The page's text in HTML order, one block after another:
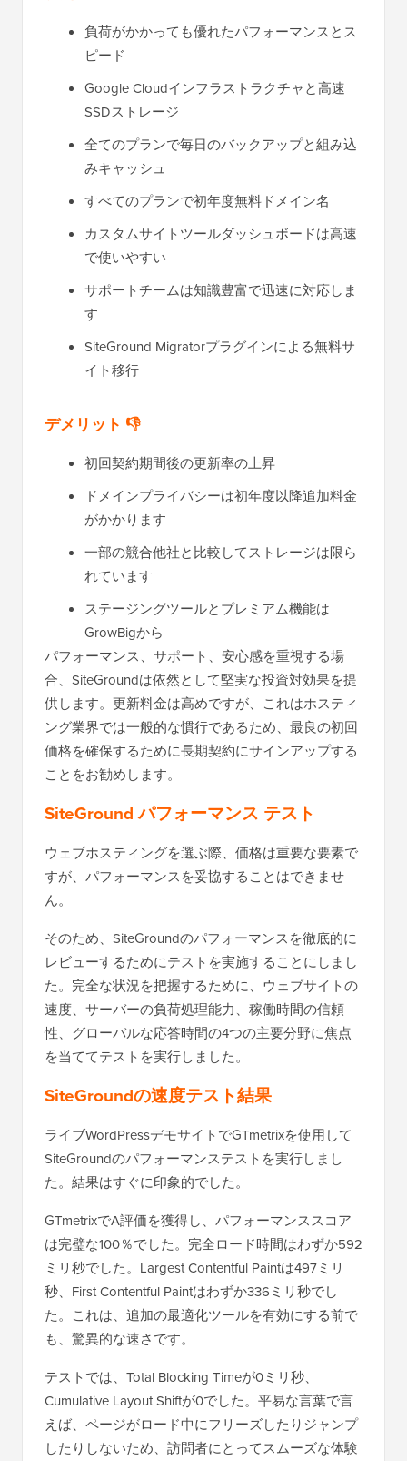
負荷がかかっても優れたパフォーマンスとス
ピード
Google Cloudインフラストラクチャと高速
SSDストレージ
全てのプランで毎日のバックアップと組み込
みキャッシュ
すべてのプランで初年度無料ドメイン名
カスタムサイトツールダッシュボードは高速
で使いやすい
サポートチームは知識豊富で迅速に対応しま
す
SiteGround Migratorプラグインによる無料サ
イト移行
デメリット 👎
初回契約期間後の更新率の上昇
ドメインプライバシーは初年度以降追加料金
がかかります
一部の競合他社と比較してストレージは限ら
れています
ステージングツールとプレミアム機能は
GrowBigから
パフォーマンス、サポート、安心感を重視する場
合、SiteGroundは依然として堅実な投資対効果を提
供します。更新料金は高めですが、これはホスティ
ング業界では一般的な慣行であるため、最良の初回
価格を確保するために長期契約にサインアップする
ことをお勧めします。
SiteGround パフォーマンス テスト
ウェブホスティングを選ぶ際、価格は重要な要素で
すが、パフォーマンスを妥協することはできませ
ん。
そのため、SiteGroundのパフォーマンスを徹底的に
レビューするためにテストを実施することにしまし
た。完全な状況を把握するために、ウェブサイトの
速度、サーバーの負荷処理能力、稼働時間の信頼
性、グローバルな応答時間の4つの主要分野に焦点
を当ててテストを実行しました。
SiteGroundの速度テスト結果
ライブWordPressデモサイトでGTmetrixを使用して
SiteGroundのパフォーマンステストを実行しまし
た。結果はすぐに印象的でした。
GTmetrixでA評価を獲得し、パフォーマンススコア
は完璧な100％でした。完全ロード時間はわずか592
ミリ秒でした。Largest Contentful Paintは497ミリ
秒、First Contentful Paintはわずか336ミリ秒でし
た。これは、追加の最適化ツールを有効にする前で
も、驚異的な速さです。
テストでは、Total Blocking Timeが0ミリ秒、
Cumulative Layout Shiftが0でした。平易な言葉で言
えば、ページがロード中にフリーズしたりジャンプ
したりしないため、訪問者にとってスムーズな体験